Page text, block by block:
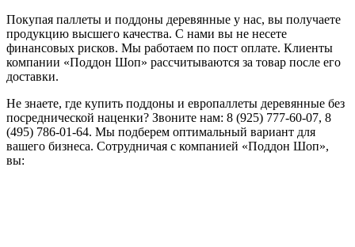
Покупая паллеты и поддоны деревянные у нас, вы получаете
продукцию высшего качества. С нами вы не несете
финансовых рисков. Мы работаем по пост оплате. Клиенты
компании «Поддон Шоп» рассчитываются за товар после его
доставки.
Не знаете, где купить поддоны и европаллеты деревянные без
посреднической наценки? Звоните нам: 8 (925) 777-60-07, 8
(495) 786-01-64. Мы подберем оптимальный вариант для
вашего бизнеса. Сотрудничая с компанией «Поддон Шоп»,
вы: